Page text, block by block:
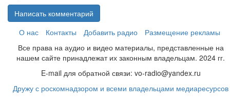
Написать комментарий
О нас
Контакты Добавить радио
Размещение рекламы
Все права на аудио и видео материалы, представленные на
нашем сайте принадлежат их законным владельцам. 2024 гг.
E-mail для обратной связи: vo-radio@yandex.ru
Дружу с роскомнадзором и всеми владельцами медиаресурсов